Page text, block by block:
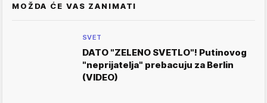
MOŽDA ĆE VAS ZANIMATI
SVET
DATO "ZELENO SVETLO"! Putinovog
"neprijatelja" prebacuju za Berlin
(VIDEO)